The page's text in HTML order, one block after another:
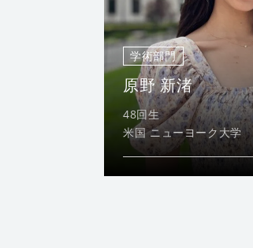
学術部門
原野 新渚
48回生
米国 ニューヨーク大学